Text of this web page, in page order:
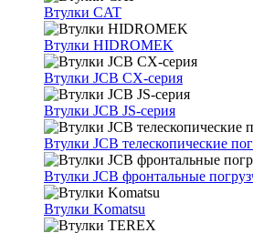
Втулки CAT
Втулки HIDROMEK
Втулки JCB CX-серия
Втулки JCB JS-серия
Втулки JCB телескопические
Втулки JCB фронтальные
Втулки Komatsu